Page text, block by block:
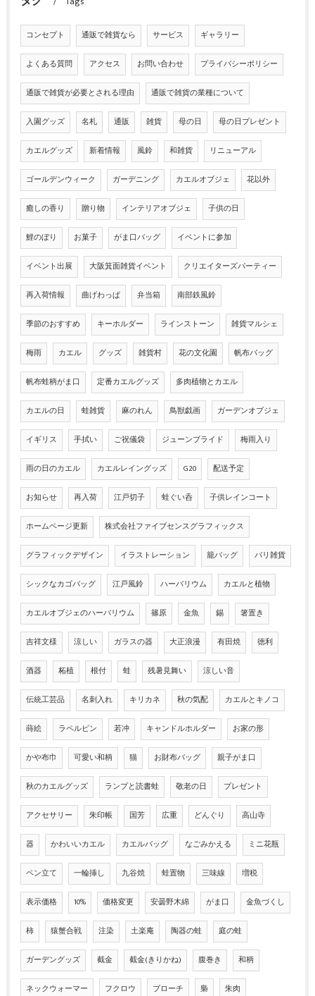
コンセプト 通販で雑貨なら サービス ギャラリー
よくある質問 アクセス お問い合わせ プライバシーポリシー
通販で雑貨が必要とされる理由 通販で雑貨の業種について
入園グッズ 名札 通販 雑貨 母の日 母の日プレゼント
カエルグッズ 新着情報 風鈴 和雑貨 リニューアル
ゴールデンウィーク ガーデニング カエルオブジェ 花以外
癒しの香り 贈り物 インテリアオブジェ 子供の日
鯉のぼり お菓子 がま口バッグ イベントに参加
イベント出展 大阪箕面雑貨イベント クリエイターズパーティー
再入荷情報 曲げわっぱ 弁当箱 南部鉄風鈴
季節のおすすめ キーホルダー ラインストーン 雑貨マルシェ
梅雨 カエル グッズ 雑貨村 花の文化園 帆布バッグ
帆布蛙柄がま口 定番カエルグッズ 多肉植物とカエル
カエルの日 蛙雑貨 麻のれん 鳥獣戯画 ガーデンオブジェ
イギリス 手拭い ご祝儀袋 ジューンブライド 梅雨入り
雨の日のカエル カエルレイングッズ G20 配送予定
お知らせ 再入荷 江戸切子 蛙ぐい呑 子供レインコート
ホームページ更新 株式会社ファイブセンスグラフィックス
グラフィックデザイン イラストレーション 籠バッグ バリ雑貨
シックなカゴバッグ 江戸風鈴 ハーバリウム カエルと植物
カエルオブジェのハーバリウム 篠原 金魚 錫 箸置き
吉祥文様 涼しい ガラスの器 大正浪漫 有田焼 徳利
酒器 柘植 根付 蛙 残暑見舞い 涼しい音
伝統工芸品 名刺入れ キリカネ 秋の気配 カエルとキノコ
蒔絵 ラペルピン 若冲 キャンドルホルダー お家の形
かや布巾 可愛い和柄 猫 お財布バッグ 親子がま口
秋のカエルグッズ ランプと読書蛙 敬老の日 プレゼント
アクセサリー 朱印帳 国芳 広重 どんぐり 高山寺
器 かわいいカエル カエルバッグ なごみかえる ミニ花瓶
ペン立て 一輪挿し 九谷焼 蛙置物 三味線 増税
表示価格 10% 価格変更 安曇野木綿 がま口 金魚づくし
柿 猿蟹合戦 注染 土楽庵 陶器の蛙 庭の蛙
ガーデングッズ 截金 截金(きりかね) 腹巻き 和柄
ネックウォーマー フクロウ ブローチ 梟 朱肉